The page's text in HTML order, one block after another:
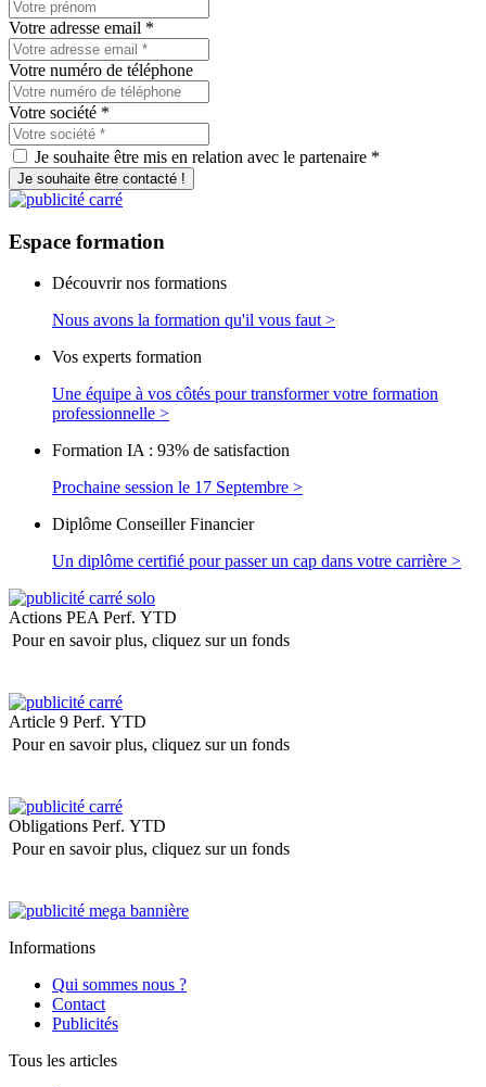
Votre adresse email *
Votre numéro de téléphone
Votre société *
Je souhaite être mis en relation avec le partenaire *
Je souhaite être contacté !
Espace formation
Découvrir nos formations
Nous avons la formation qu'il vous faut >
Vos experts formation
Une équipe à vos côtés pour transformer votre formation
professionnelle >
Formation IA : 93% de satisfaction
Prochaine session le 17 Septembre >
Diplôme Conseiller Financier
Un diplôme certifié pour passer un cap dans votre carrière >
Actions PEA Perf. YTD
Pour en savoir plus, cliquez sur un fonds
Article 9 Perf. YTD
Pour en savoir plus, cliquez sur un fonds
Obligations Perf. YTD
Pour en savoir plus, cliquez sur un fonds
Informations
Qui sommes nous ?
Contact
Publicités
Tous les articles